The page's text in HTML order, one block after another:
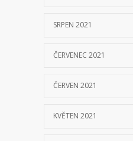
SRPEN 2021
ČERVENEC 2021
ČERVEN 2021
KVĚTEN 2021